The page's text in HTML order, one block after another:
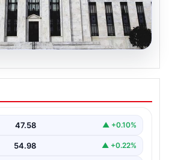
tuttu
Bankası Faiz Oranını Sabit Tutmaya
47.58 ▲ +0.10%
54.98 ▲ +0.22%